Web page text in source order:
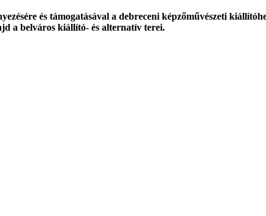
és támogatásával a debreceni képzőművészeti
a belváros kiállító- és alternatív terei.